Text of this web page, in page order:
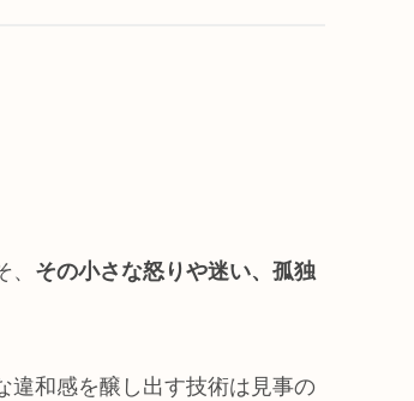
その小さな怒りや迷い、孤独
違和感を醸し出す技術は見事の